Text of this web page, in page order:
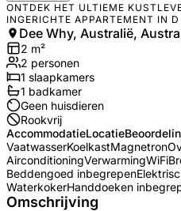
ONTDEK HET ULTIEME
INGERICHTE APPARTEMENT IN D
Dee Why, Australië,
2 m²
2 personen
1 slaapkamers
1 badkamer
Geen huisdieren
Rookvrij
AccommodatieLocatie
VaatwasserKoelkastMagnetron
AirconditioningVerwarmingWiFi
Beddengoed inbegrepen
WaterkokerHanddoeken
Omschrijving